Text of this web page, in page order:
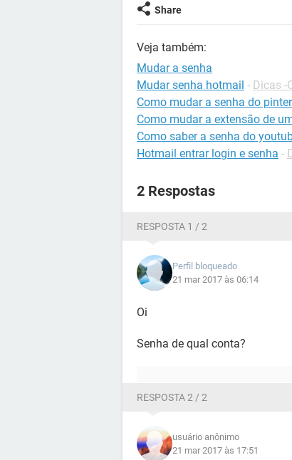
Share
Veja também:
Mudar a senha
Mudar senha hotmail - Dicas -
Como mudar a senha do
Como mudar a extensão de
Como saber a senha do
Hotmail entrar login e senha -
2 Respostas
RESPOSTA 1 / 2
Perfil bloqueado
21 mar 2017 às 06:14
Oi
Senha de qual conta?
RESPOSTA 2 / 2
usuário anônimo
21 mar 2017 às 17:51